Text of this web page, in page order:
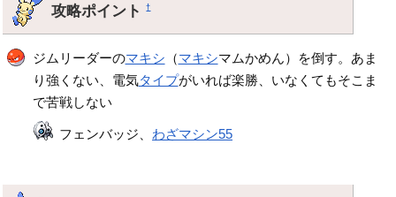
攻略ポイント†
ジムリーダーのマキシ （マキシマムかめん）を倒す。あま
り強くない、電気タイプがいれば楽勝、いなくてもそこま
で苦戦しない
フェンバッジ、 わざマシン55